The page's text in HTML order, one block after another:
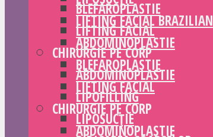
BLEFAROPLASTIE
LIFTING FACIAL
CHIRURGIE PE CORP
ABDOMINOPLASTIE
LIPOFILLING
LIPOSUCȚIE
LIFTING FACIAL BRAZILIAN
ABDOMINOPLASTIE
BLEFAROPLASTIE
LIFTING FACIAL
CHIRURGIE PE CORP
ABDOMINOPLASTIE